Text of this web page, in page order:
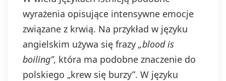
wyrażenia opisujące intensywne emocje
związane z krwią. Na przykład w języku
angielskim używa się frazy „blood is
boiling”, która ma podobne znaczenie do
polskiego „krew się burzy”. W języku